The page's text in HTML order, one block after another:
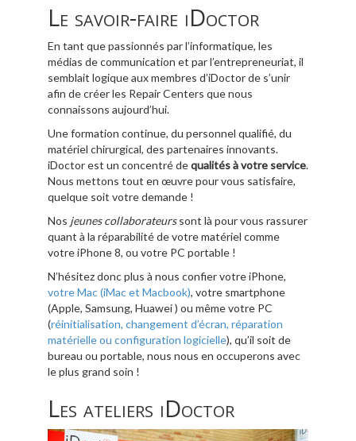
Le savoir-faire iDoctor
En tant que passionnés par l’informatique, les
médias de communication et par l’entrepreneuriat, il
semblait logique aux membres d’iDoctor de s’unir
afin de créer les Repair Centers que nous
connaissons aujourd’hui.
Une formation continue, du personnel qualifié, du
matériel chirurgical, des partenaires innovants.
iDoctor est un concentré dequalités à votre service.
Nous mettons tout en œuvre pour vous satisfaire,
quelque soit votre demande !
Nos jeunes collaborateurssont là pour vous rassurer
quant à la réparabilité de votre matériel comme
votre iPhone 8, ou votre PC portable !
N’hésitez donc plus à nous confier votre iPhone,
votre Mac (iMac et Macbook), votre smartphone
(Apple, Samsung, Huawei ) ou même votre PC
(réinitialisation, changement d’écran, réparation
matérielle ou configuration logicielle), qu’il soit de
bureau ou portable, nous nous en occuperons avec
le plus grand soin !
Les ateliers iDoctor